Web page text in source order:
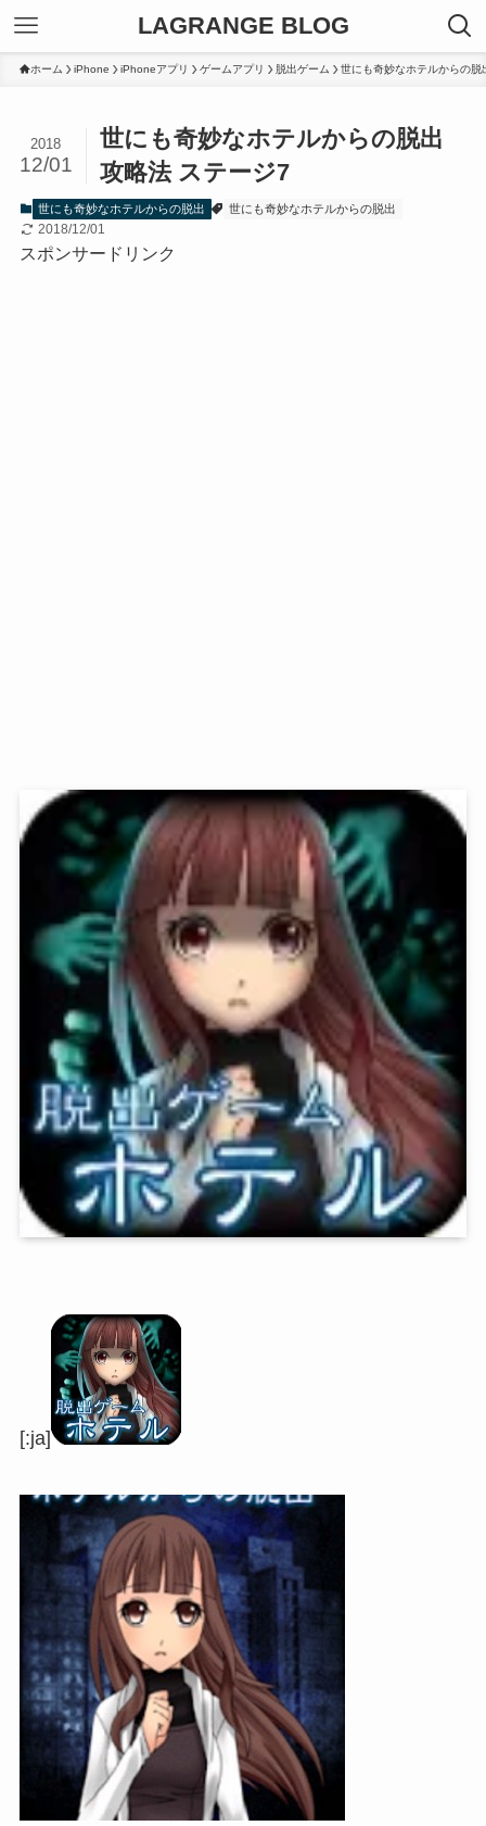
LAGRANGE BLOG
ホーム iPhone iPhoneアプリ ゲームアプリ 脱出ゲーム 世にも奇妙なホテルからの脱
世にも奇妙なホテルからの脱出
攻略法 ステージ7
2018
12/01
世にも奇妙なホテルからの脱出 世にも奇妙なホテルからの脱出
2018/12/01
スポンサードリンク
[:ja]